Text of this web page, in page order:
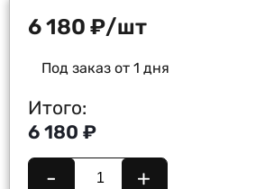
6 180 ₽/шт
Под заказ от 1 дня
Итого:
6 180 ₽
- +